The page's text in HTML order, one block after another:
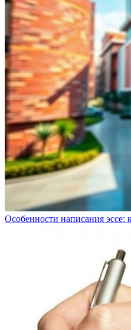
Особенности написания эссе: